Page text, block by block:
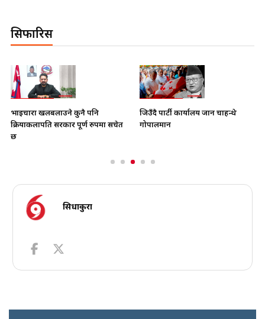
सिफारिस
भाइचारा खलबलाउने कुनै पनि
क्रियाकलापप्रति सरकार पूर्ण रुपमा सचेत
छ
जिउँदै पार्टी कार्यालय जान चाहन्थे
गोपालमान
सिधाकुरा